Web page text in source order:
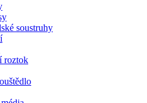
soustruhy
roztok